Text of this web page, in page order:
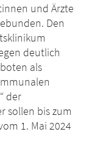
und Ärzte
Den
deutlich
als
der
sollen bis zum
1. Mai 2024